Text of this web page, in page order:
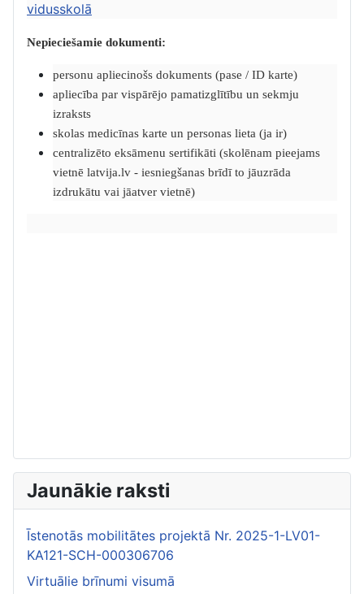
vidusskolā
Nepieciešamie dokumenti:
personu apliecinošs dokuments (pase / ID karte)
apliecība par vispārējo pamatizglītību un sekmju
izraksts
skolas medicīnas karte un personas lieta (ja ir)
centralizēto eksāmenu sertifikāti (skolēnam pieejams
vietnē latvija.lv - iesniegšanas brīdī to jāuzrāda
izdrukātu vai jāatver vietnē)
Jaunākie raksti
Īstenotās mobilitātes projektā Nr. 2025-1-LV01-
KA121-SCH-000306706
Virtuālie brīnumi visumā